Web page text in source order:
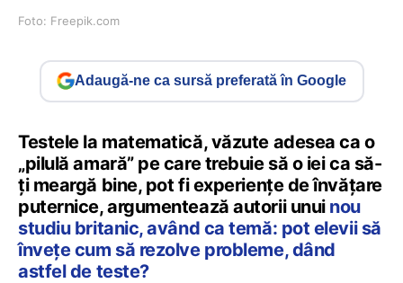
Foto: Freepik.com
Adaugă-ne ca sursă preferată în Google
Testele la matematică, văzute adesea ca o
„pilulă amară” pe care trebuie să o iei ca să-
ți meargă bine, pot fi experiențe de învățare
puternice, argumentează autorii unui nou
studiu britanic, având ca temă: pot elevii să
învețe cum să rezolve probleme, dând
astfel de teste?